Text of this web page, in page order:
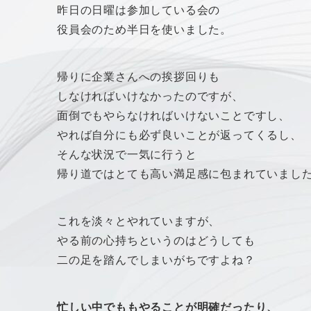
昨日の日曜は参加している会の
役員会のため半日を使いました。
帰りに企業さんへの挨拶回りも
しなければいけなかったのですが、
面倒でもやらなければいけないことですし、
やれば自分にも必ず良いことが返ってくるし、
そんな状況で一気に行うと
帰り道ではとても高い満足感に包まれていまし
これを淡々とやれていますが、
やる前の心持ちというのはどうしても
二の足を踏んでしまいがちですよね？
忙しい中でももやることが明確だったり、